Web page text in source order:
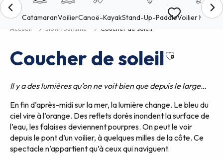
Accueil Slow tourisme Coucher de soleil
Coucher de soleilAjouter
Il y a des lumières qu’on ne voit bien que depuis le large…
En fin d’après-midi sur la mer, la lumière change. Le bleu du
ciel vire à l’orange. Des reflets dorés inondent la surface de
l’eau, les falaises deviennent pourpres. On peut le voir
depuis le pont d’un voilier, à quelques milles de la côte. Ce
spectacle n’appartient qu’à ceux qui naviguent.